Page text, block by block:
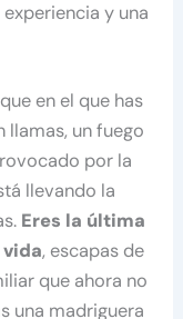
y una
en el que has
llamas, un fuego
por la
llevando la
Eres la última
vida, escapas de
que ahora no
una madriguera